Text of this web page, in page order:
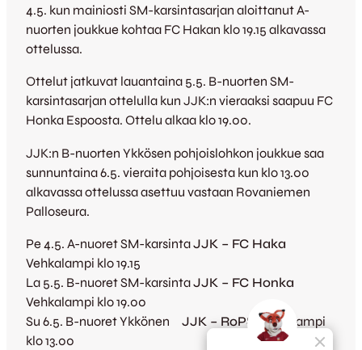
4.5. kun mainiosti SM-karsintasarjan aloittanut A-
nuorten joukkue kohtaa FC Hakan klo 19.15 alkavassa
ottelussa.
Ottelut jatkuvat lauantaina 5.5. B-nuorten SM-
karsintasarjan ottelulla kun JJK:n vieraaksi saapuu FC
Honka Espoosta. Ottelu alkaa klo 19.00.
JJK:n B-nuorten Ykkösen pohjoislohkon joukkue saa
sunnuntaina 6.5. vieraita pohjoisesta kun klo 13.00
alkavassa ottelussa asettuu vastaan Rovaniemen
Palloseura.
Pe 4.5. A-nuoret SM-karsintaJJK – FC Haka
Vehkalampi klo 19.15
La 5.5. B-nuoret SM-karsintaJJK – FC Honka
Vehkalampi klo 19.00
Su 6.5. B-nuoret Ykkönen JJK – RoPS
Vehkalampi
klo 13.00